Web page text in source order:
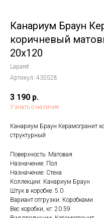
Канариум Браун
коричневый
20x120
Laparet
Артикул: 435528
3 190 р.
Узнать о наличие
Канариум Браун Керамогранит
структурный
Поверхность: Матовая
Назначение: Пол
Назначение: Стена
Коллекции: Канариум Браун
Штук в коробке: 5.0
Вариант отгрузки: Коробками
Вес коробки, кг: 20.59